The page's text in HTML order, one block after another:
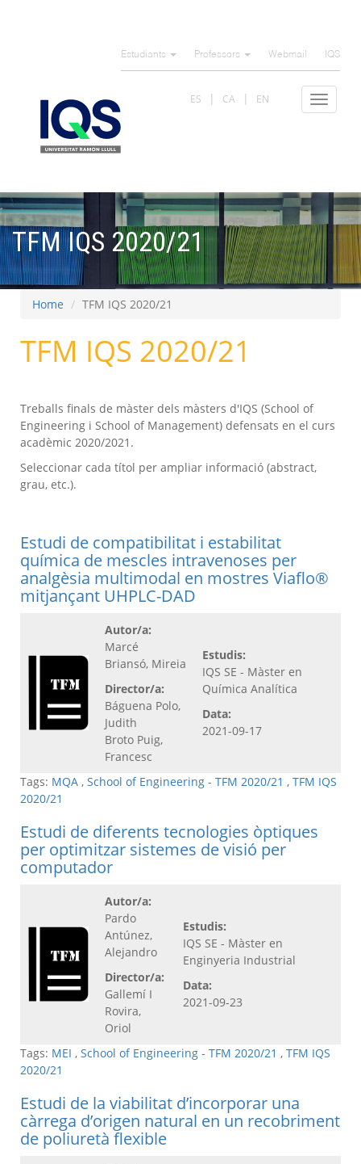
Estudiants Professors Webmail IQS
Toggle
ES CA EN
TFM IQS 2020/21
Home TFM IQS 2020/21
TFM IQS 2020/21
Treballs finals de màster dels màsters d'IQS (School of
Engineering i School of Management) defensats en el curs
acadèmic 2020/2021.
Seleccionar cada títol per ampliar informació (abstract,
grau, etc.).
Estudi de compatibilitat i estabilitat
química de mescles intravenoses per
analgèsia multimodal en mostres Viaflo®
mitjançant UHPLC-DAD
Autor/a:
Marcé
Briansó, Mireia
Director/a:
Báguena Polo,
Judith
Broto Puig,
Francesc
Estudis:
IQS SE - Màster en
Química Analítica
Data:
2021-09-17
Tags: MQA , School of Engineering - TFM 2020/21 , TFM IQS
2020/21
Estudi de diferents tecnologies òptiques
per optimitzar sistemes de visió per
computador
Autor/a:
Pardo
Antúnez,
Alejandro
Director/a:
Gallemí I
Rovira,
Oriol
Estudis:
IQS SE - Màster en
Enginyeria Industrial
Data:
2021-09-23
Tags: MEI , School of Engineering - TFM 2020/21 , TFM IQS
2020/21
Estudi de la viabilitat d’incorporar una
càrrega d’origen natural en un recobriment
de poliuretà flexible